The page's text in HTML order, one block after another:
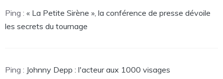
Ping : « La Petite Sirène », la conférence de presse dévoile
les secrets du tournage
Ping : Johnny Depp : l'acteur aux 1000 visages